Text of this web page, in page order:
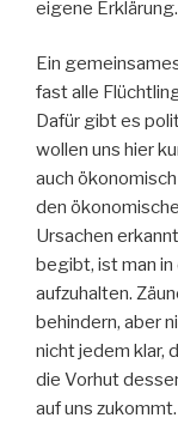
eigene Erklärung.
Ein
fast alle
Dafür gibt es
wollen uns hier
auch
den
Ursachen
begibt, ist man
aufzuhalten.
behindern, aber
nicht jedem klar,
die Vorhut
auf uns zukommt.